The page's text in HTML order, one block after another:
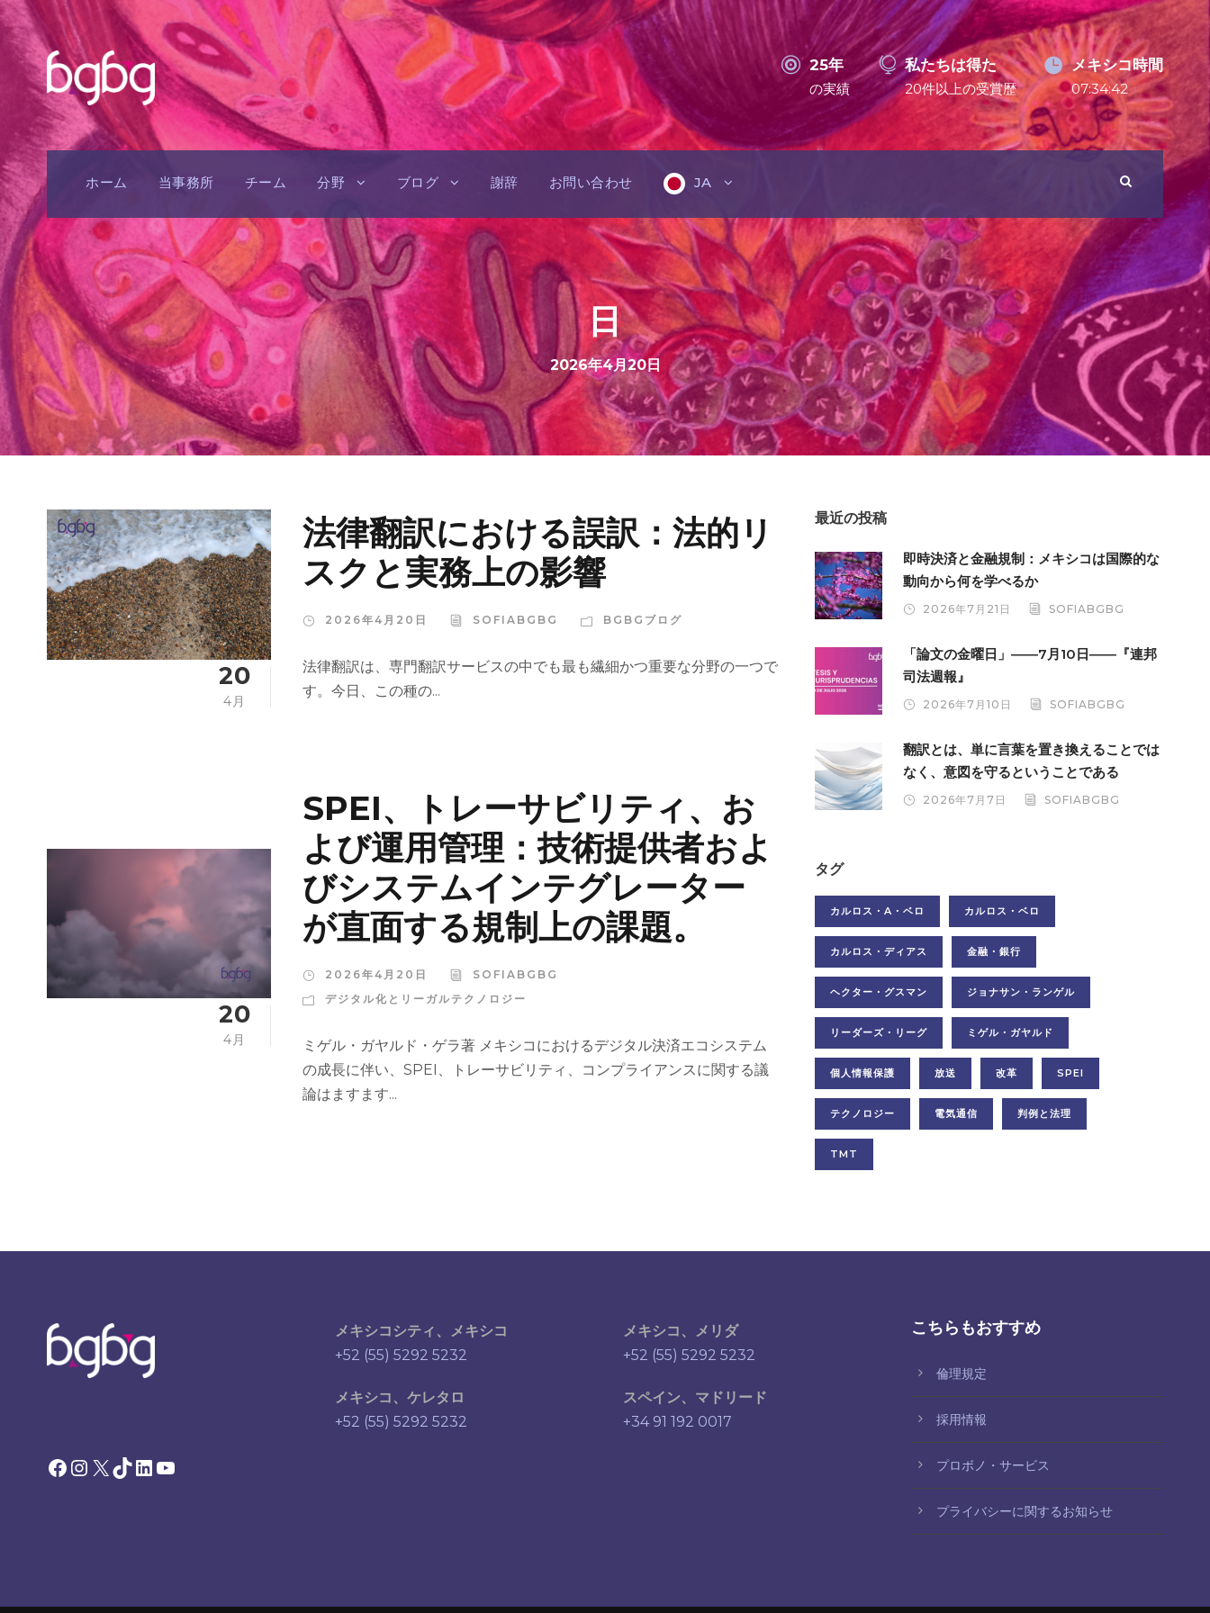
25年
の実績
私たちは得た
20件以上の受賞歴
メキシコ時間
07:34:43
ホーム 当事務所 チーム 分野 ブログ 謝辞 お問い合わせ JA
日
2026年4月20日
20
4月
法律翻訳における誤訳：法的リ
スクと実務上の影響
2026年4月20日 SOFIABGBG BGBGブログ
法律翻訳は、専門翻訳サービスの中でも最も繊細かつ重要な分野の一つで
す。今日、この種の...
20
4月
SPEI、トレーサビリティ、お
よび運用管理：技術提供者およ
びシステムインテグレーター
が直面する規制上の課題。
2026年4月20日
SOFIABGBG
デジタル化とリーガルテクノロジー
ミゲル・ガヤルド・ゲラ著 メキシコにおけるデジタル決済エコシステム
の成長に伴い、SPEI、トレーサビリティ、コンプライアンスに関する議
論はますます...
最近の投稿
即時決済と金融規制：メキシコは国際的な
動向から何を学べるか
2026年7月21日 SOFIABGBG
「論文の金曜日」――7月10日――『連邦
司法週報』
2026年7月10日 SOFIABGBG
翻訳とは、単に言葉を置き換えることでは
なく、意図を守るということである
2026年7月7日 SOFIABGBG
タグ
カルロス・A・ベロ カルロス・ベロ
カルロス・ディアス 金融・銀行
ヘクター・グスマン ジョナサン・ランゲル
リーダーズ・リーグ ミゲル・ガヤルド
個人情報保護 放送 改革 SPEI
テクノロジー 電気通信 判例と法理
TMT
Facebook Instagram X TikTok LinkedIn YouTube
メキシコシティ、メキシコ
+52 (55) 5292 5232
メキシコ、ケレタロ
+52 (55) 5292 5232
メキシコ、メリダ
+52 (55) 5292 5232
スペイン、マドリード
+34 91 192 0017
こちらもおすすめ
倫理規定
採用情報
プロボノ・サービス
プライバシーに関するお知らせ